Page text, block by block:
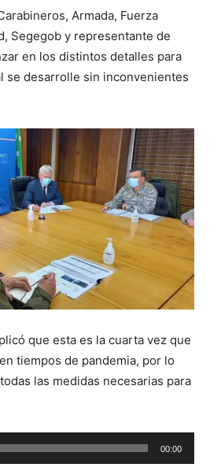
Armada, Fuerza
Segegob y representante de
en los distintos detalles para
se desarrolle sin inconvenientes
que esta es la cuarta vez que
tiempos de pandemia, por lo
las medidas necesarias para
00:00